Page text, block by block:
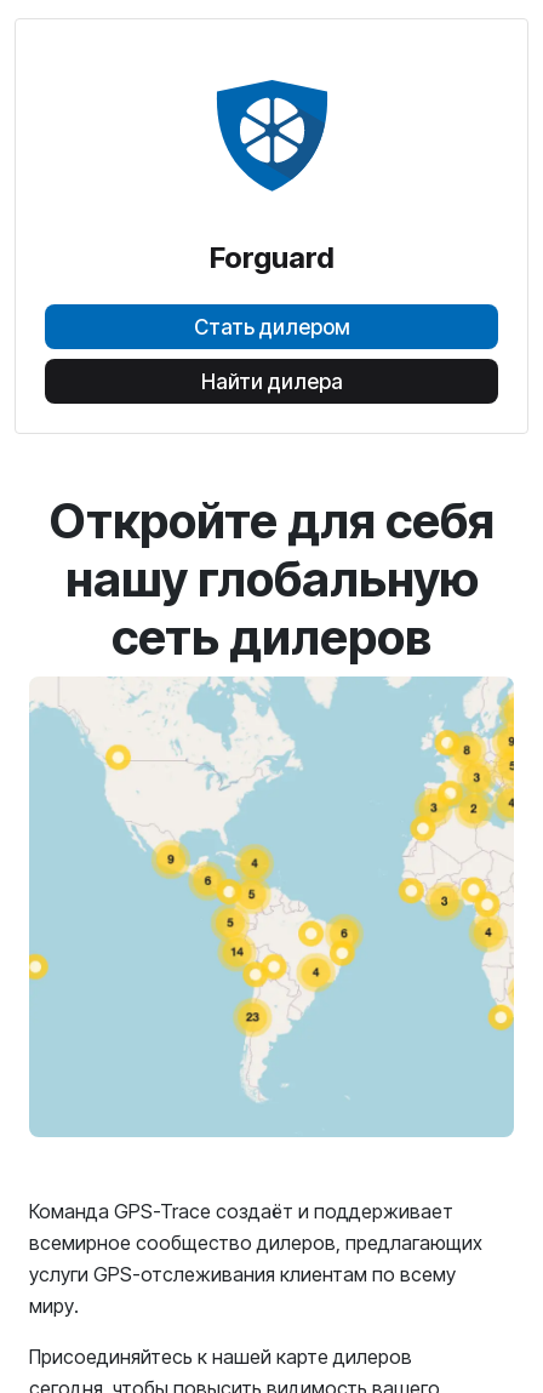
Forguard
Стать дилером
Найти дилера
Откройте для себя
нашу глобальную
сеть дилеров
Команда GPS-Trace создаёт и поддерживает
всемирное сообщество дилеров, предлагающих
услуги GPS-отслеживания клиентам по всему
миру.
Присоединяйтесь к нашей карте дилеров
сегодня, чтобы повысить видимость вашего